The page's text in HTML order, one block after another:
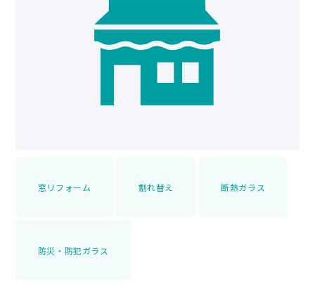
窓リフォーム 割れ替え 断熱ガラス
防災・防犯ガラス